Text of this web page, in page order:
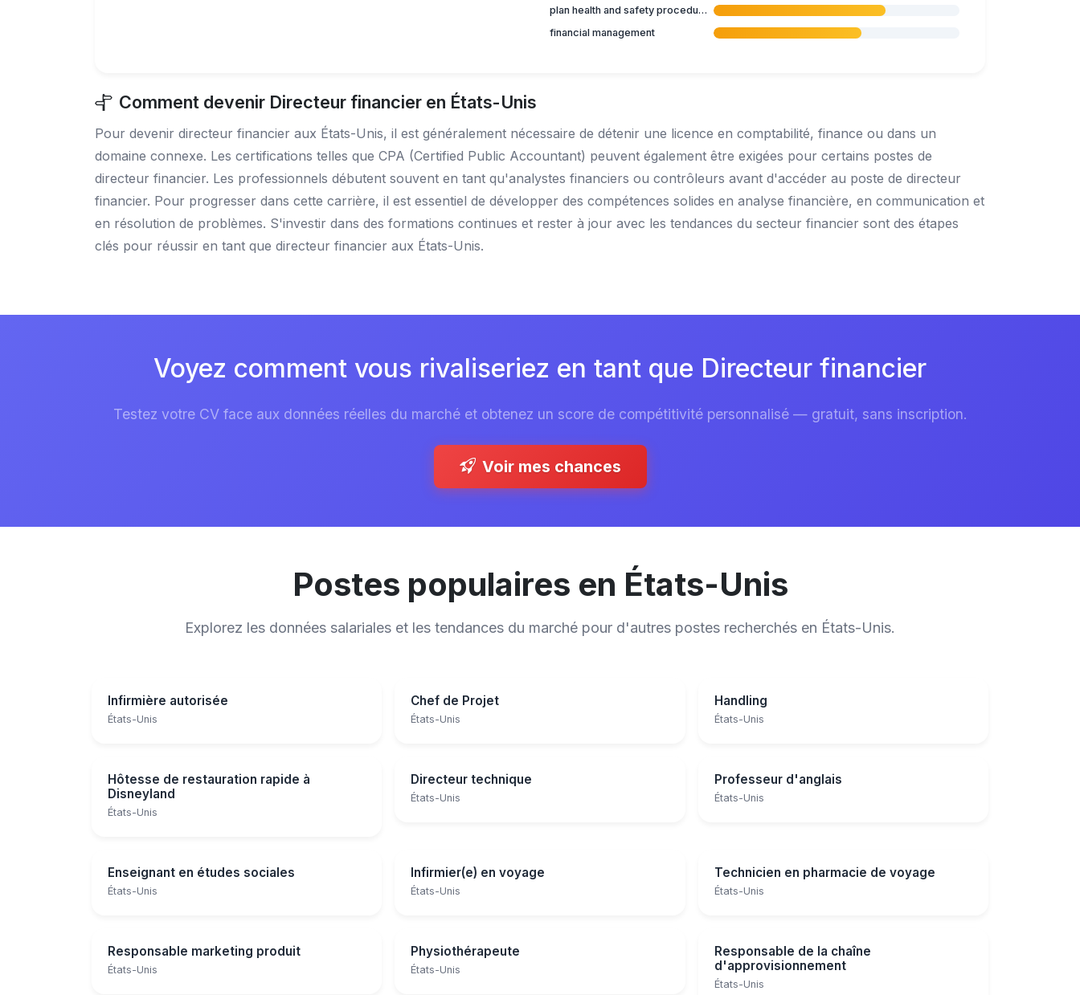
plan health and safety procedures
financial management
Comment devenir Directeur financier en États-Unis
Pour devenir directeur financier aux États-Unis, il est généralement nécessaire de détenir une licence en comptabilité, finance ou dans un
domaine connexe. Les certifications telles que CPA (Certified Public Accountant) peuvent également être exigées pour certains postes de
directeur financier. Les professionnels débutent souvent en tant qu'analystes financiers ou contrôleurs avant d'accéder au poste de directeur
financier. Pour progresser dans cette carrière, il est essentiel de développer des compétences solides en analyse financière, en communication et
en résolution de problèmes. S'investir dans des formations continues et rester à jour avec les tendances du secteur financier sont des étapes
clés pour réussir en tant que directeur financier aux États-Unis.
Voyez comment vous rivaliseriez en tant que Directeur financier
Testez votre CV face aux données réelles du marché et obtenez un score de compétitivité personnalisé — gratuit, sans inscription.
Voir mes chances
Postes populaires en États-Unis
Explorez les données salariales et les tendances du marché pour d'autres postes recherchés en États-Unis.
Infirmière autorisée
États-Unis
Chef de Projet
États-Unis
Handling
États-Unis
Hôtesse de restauration rapide à
Disneyland
États-Unis
Directeur technique
États-Unis
Professeur d'anglais
États-Unis
Enseignant en études sociales
États-Unis
Infirmier(e) en voyage
États-Unis
Technicien en pharmacie de voyage
États-Unis
Responsable marketing produit
États-Unis
Physiothérapeute
États-Unis
Responsable de la chaîne
d'approvisionnement
États-Unis